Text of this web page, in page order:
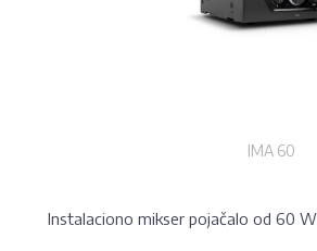
IMA 60
Instalaciono mikser pojačalo od 60